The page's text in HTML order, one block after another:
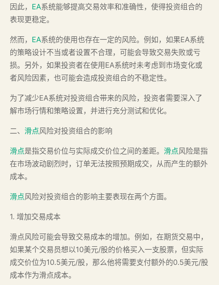
因此， EA系统能够提高交易效率和准确性，使得投资组合的
表现更稳定。
然而， EA系统的使用也存在一定的风险。例如，如果EA系统
的策略设计不当或者设置不合理，可能会导致交易失败或亏
损。另外，如果投资者在使用EA系统时未考虑到市场变化或
者风险因素，也可能会造成投资组合的不稳定性。
为了减少EA系统对投资组合带来的风险，投资者需要深入了
解市场行情和策略设置，并进行充分测试和优化。
二、 滑点风险对投资组合的影响
滑点是指交易价位与实际成交价位之间的差距。 滑点风险是指
在市场波动剧烈时，订单无法按照预期成交，从而产生的额外
成本。
滑点风险对投资组合的影响主要表现在两个方面。
1. 增加交易成本
滑点风险可能会导致交易成本的增加。例如，在期货交易中，
如果某个交易员想以10美元/股的价格买入一支股票，但实际
成交价位为10.5美元/股，那么他将需要支付额外的0.5美元/股
成本作为滑点成本。